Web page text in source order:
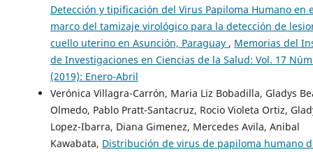
Detección y tipificación del Virus Papiloma Humano en
marco del tamizaje virológico para la detección de
cuello uterino en Asunción, Paraguay , Memorias del
de Investigaciones en Ciencias de la Salud: Vol. 17
(2019): Enero-Abril
Verónica Villagra-Carrón, Maria Liz Bobadilla, Gladys
Olmedo, Pablo Pratt-Santacruz, Rocio Violeta Ortiz,
Lopez-Ibarra, Diana Gimenez, Mercedes Avila, Anibal
Kawabata, Distribución de virus de papiloma humano